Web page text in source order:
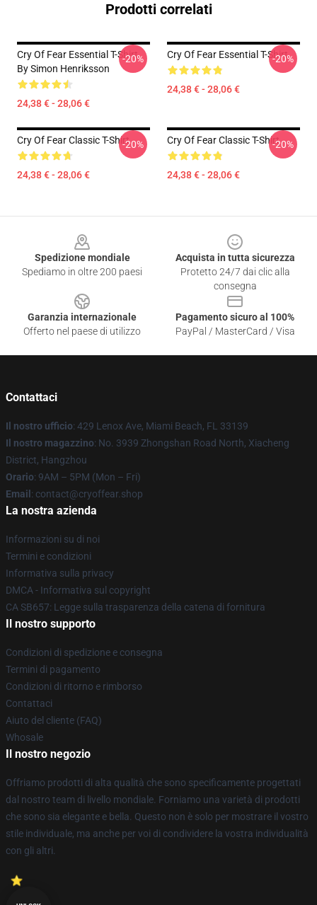
Prodotti correlati
Cry Of Fear Essential T-Shirt
By Simon Henriksson
24,38 € - 28,06 €
-20% Cry Of Fear Essential T-Shirt
24,38 € - 28,06 €
-20%
Cry Of Fear Classic T-Shirt
24,38 € - 28,06 €
-20% Cry Of Fear Classic T-Shirt
24,38 € - 28,06 €
-20%
Spedizione mondiale
Spediamo in oltre 200 paesi
Acquista in tutta sicurezza
Protetto 24/7 dai clic alla
consegna
Garanzia internazionale
Offerto nel paese di utilizzo
Pagamento sicuro al 100%
PayPal / MasterCard / Visa
Contattaci
Il nostro ufficio: 429 Lenox Ave, Miami Beach, FL 33139
Il nostro magazzino: No. 3939 Zhongshan Road North, Xiacheng
District, Hangzhou
Orario: 9AM – 5PM (Mon – Fri)
Email : contact@cryoffear.shop
La nostra azienda
Informazioni su di noi
Termini e condizioni
Informativa sulla privacy
DMCA - Informativa sul copyright
CA SB657: Legge sulla trasparenza della catena di fornitura
Il nostro supporto
Condizioni di spedizione e consegna
Termini di pagamento
Condizioni di ritorno e rimborso
Contattaci
Aiuto del cliente (FAQ)
Whosale
Il nostro negozio
Offriamo prodotti di alta qualità che sono specificamente progettati
dal nostro team di livello mondiale. Forniamo una varietà di prodotti
che sono sia elegante e bella. Questo non è solo per mostrare il vostro
stile individuale, ma anche per voi di condividere la vostra individualità
con gli altri.